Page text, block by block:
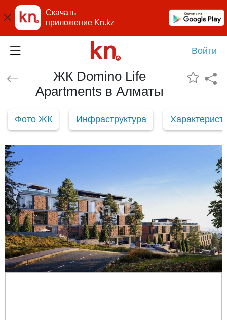
Скачать
приложение Kn.kz
Войти
ЖК Domino Life
Apartments в Алматы
Фото ЖК Инфраструктура